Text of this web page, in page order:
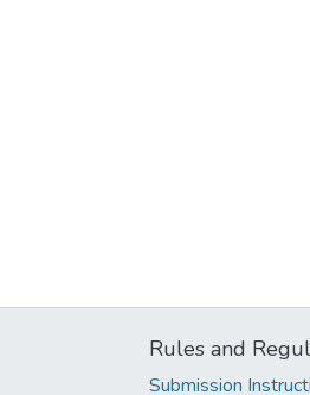
Rules and
Submission